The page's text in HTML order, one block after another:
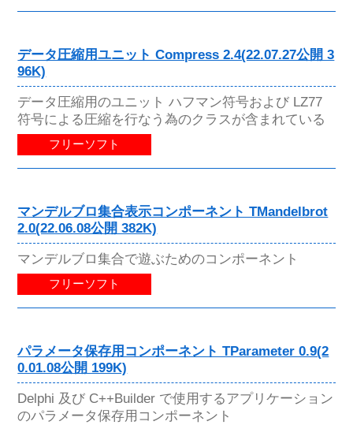
データ圧縮用ユニット Compress 2.4(22.07.27公開 3
96K)
データ圧縮用のユニット ハフマン符号および LZ77
符号による圧縮を行なう為のクラスが含まれている
フリーソフト
マンデルブロ集合表示コンポーネント TMandelbrot
2.0(22.06.08公開 382K)
マンデルブロ集合で遊ぶためのコンポーネント
フリーソフト
パラメータ保存用コンポーネント TParameter 0.9(2
0.01.08公開 199K)
Delphi 及び C++Builder で使用するアプリケーション
のパラメータ保存用コンポーネント